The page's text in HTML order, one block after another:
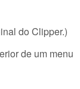
do Clipper.)
de um menu